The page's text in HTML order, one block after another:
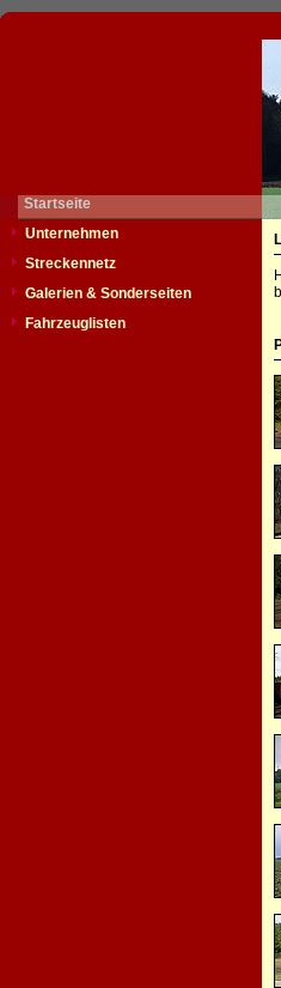
Startseite
Unternehmen
Streckennetz
Galerien & Sonderseiten
Fahrzeuglisten